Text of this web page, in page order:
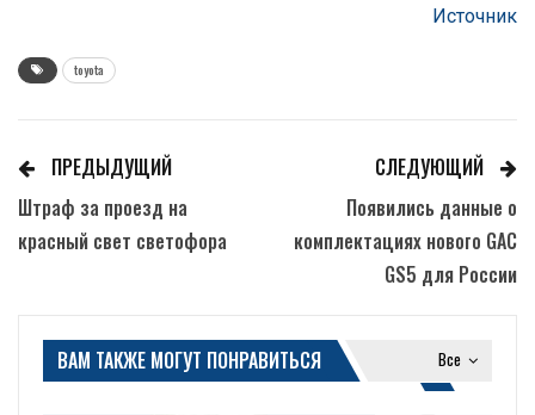
Источник
toyota
ПРЕДЫДУЩИЙ
Штраф за проезд на
красный свет светофора
СЛЕДУЮЩИЙ
Появились данные о
комплектациях нового GAC
GS5 для России
Все
ВАМ ТАКЖЕ МОГУТ ПОНРАВИТЬСЯ